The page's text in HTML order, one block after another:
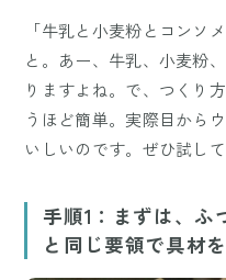
「牛乳と小麦粉とコンソ
と。あー、牛乳、小麦粉
りますよね。で、つくり
うほど簡単。実際目から
いしいのです。ぜひ試して
手順1：まずは、ふ
と同じ要領で具材